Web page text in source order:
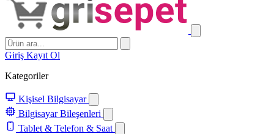
Giriş Kayıt Ol
Kategoriler
Kişisel Bilgisayar
Bilgisayar Bileşenleri
Tablet & Telefon & Saat